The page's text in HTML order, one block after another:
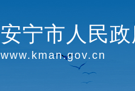
安宁市人民
www.kman.gov.cn